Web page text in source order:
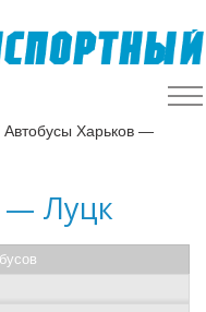
Автобусы Харьков —
— Луцк